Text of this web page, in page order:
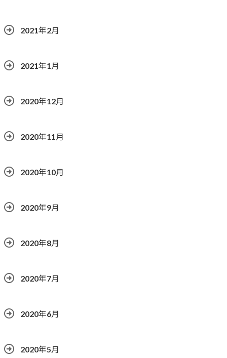
2021年2月
2021年1月
2020年12月
2020年11月
2020年10月
2020年9月
2020年8月
2020年7月
2020年6月
2020年5月